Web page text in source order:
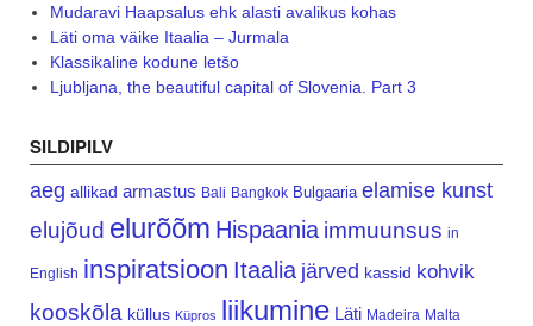
Mudaravi Haapsalus ehk alasti avalikus kohas
Läti oma väike Itaalia – Jurmala
Klassikaline kodune letšo
Ljubljana, the beautiful capital of Slovenia. Part 3
SILDIPILV
aeg allikad armastus Bali Bangkok Bulgaaria elamise kunst
elujõud elurõõm Hispaania immuunsus in
English inspiratsioon Itaalia järved kassid kohvik
kooskõla küllus Küpros liikumine Läti Madeira Malta